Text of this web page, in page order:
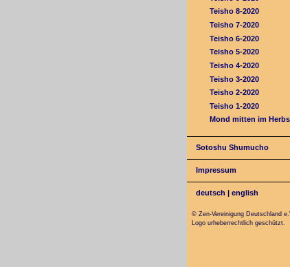
Teisho 8-2020
Teisho 7-2020
Teisho 6-2020
Teisho 5-2020
Teisho 4-2020
Teisho 3-2020
Teisho 2-2020
Teisho 1-2020
Mond mitten im
Sotoshu Shumucho
Impressum
deutsch |english
© Zen-Vereinigung Deutschland
Logo urheberrechtlich geschützt.